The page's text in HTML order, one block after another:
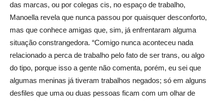
das marcas, ou por colegas cis, no espaço de trabalho,
Manoella revela que nunca passou por quaisquer desconforto,
mas que conhece amigas que, sim, já enfrentaram alguma
situação constrangedora. “Comigo nunca aconteceu nada
relacionado a perca de trabalho pelo fato de ser trans, ou algo
do tipo, porque isso a gente não comenta, porém, eu sei que
algumas meninas já tiveram trabalhos negados; só em alguns
desfiles que uma ou duas pessoas ficam com um olhar de